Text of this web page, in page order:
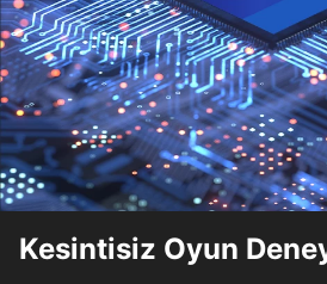
Kesintisiz Oyun